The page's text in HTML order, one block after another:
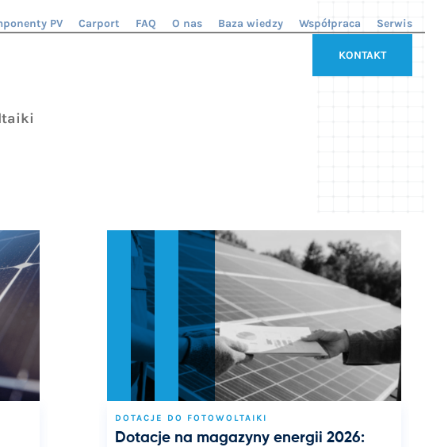
PV Carport FAQ O nas Baza wiedzy Współpraca Serwis
KONTAKT
DOTACJE DO FOTOWOLTAIKI
Dotacje na magazyny energii 2026: